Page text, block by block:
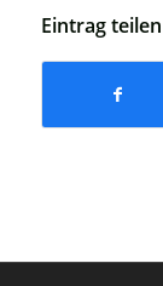
Eintrag teilen